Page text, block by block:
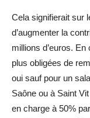
Cela signifierait sur
d’augmenter la
millions d’euros.
plus obligées de
oui sauf pour un
Saône ou à Saint
en charge à 50%